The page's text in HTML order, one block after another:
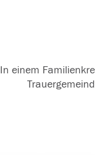
In einem